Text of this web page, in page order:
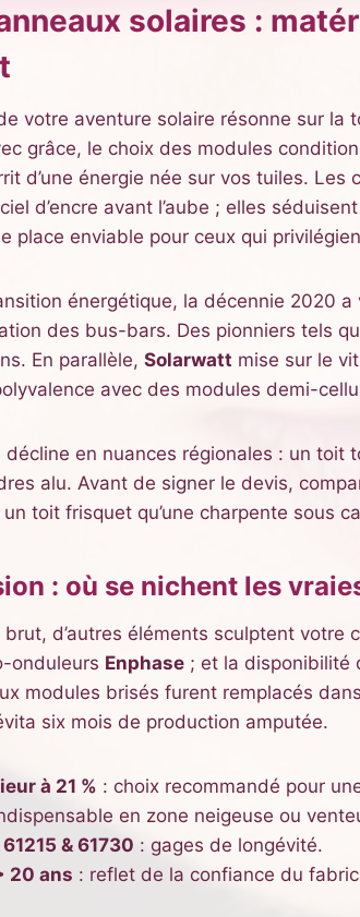
solaires :
votre aventure solaire résonne sur
grâce, le choix des modules
d’une énergie née sur vos tuiles.
d’encre avant l’aube ; elles
place enviable pour ceux qui
énergétique, la décennie 2020
des bus-bars. Des pionniers tels
En parallèle, Solarwatt mise sur le
avec des modules demi-
en nuances régionales : un toit
alu. Avant de signer le devis,
toit frisquet qu’une charpente sous
: où se nichent les
d’autres éléments sculptent
onduleurs Enphase ; et la disponibilité
modules brisés furent remplacés
six mois de production amputée.
à 21 % : choix recommandé pour
en zone neigeuse ou
& 61730 : gages de longévité.
20 ans : reflet de la confiance du